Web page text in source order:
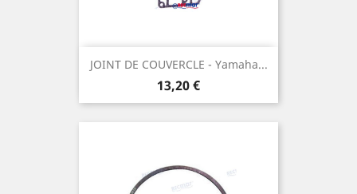
JOINT DE COUVERCLE - Yamaha...
Prix
13,20 €